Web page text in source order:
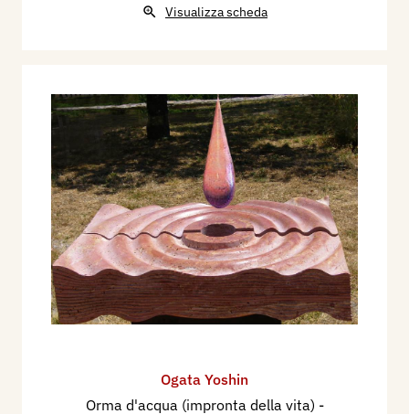
Visualizza scheda
Ogata Yoshin
Orma d'acqua (impronta della vita) -